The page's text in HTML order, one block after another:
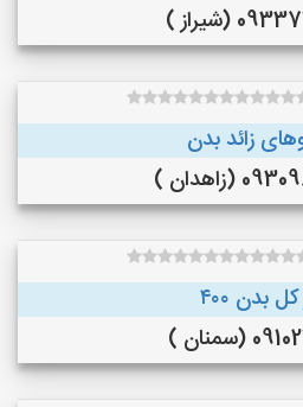
(شیراز )
زائد بدن
)
بدن ۴۰۰
(سمنان )